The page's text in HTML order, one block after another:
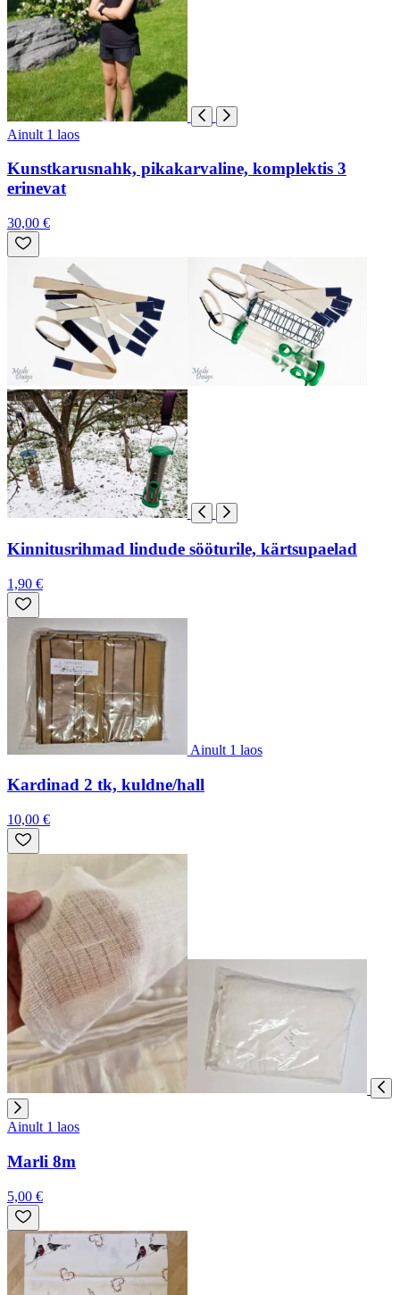
Ainult 1 laos
Kunstkarusnahk, pikakarvaline, komplektis 3
erinevat
30,00 €
Kinnitusrihmad lindude sööturile, kärtsupaelad
1,90 €
Ainult 1 laos
Kardinad 2 tk, kuldne/hall
10,00 €
Ainult 1 laos
Marli 8m
5,00 €